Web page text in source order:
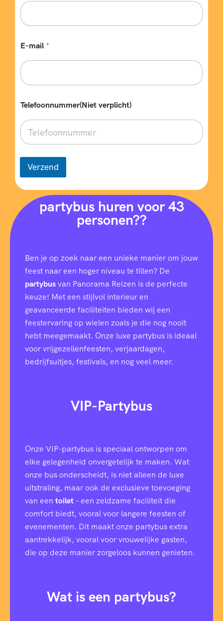
E-mail *
a
m
B
e
m
n
Telefoonnummer(Niet verplicht)
Verzend
partybus huren voor 43
personen??
Ben je op zoek naar een unieke manier om jouw
feest naar een hoger niveau te tillen? De
partybusvan Panorama Reizen is de perfecte
keuze! Met een stijlvol interieur en
geavanceerde faciliteiten bieden wij een
feestervaring op wielen zoals je die nog nooit
hebt meegemaakt. Onze luxe partybus is ideaal
voor vrijgezellenfeesten, verjaardagen,
bedrijfsuitjes, festivals, en nog veel meer.
VIP-Partybus
Onze VIP-partybus is speciaal ontworpen om
elke gelegenheid onvergetelijk te maken. Wat
onze bus onderscheidt, is niet alleen de luxe
uitstraling, maar ook de exclusieve toevoeging
van een toilet– een zeldzame faciliteit die
comfort biedt, vooral voor langere feesten of
evenementen. Dit maakt onze partybus extra
aantrekkelijk, vooral voor vrouwelijke gasten,
die op deze manier zorgeloos kunnen genieten.
Wat is een partybus?